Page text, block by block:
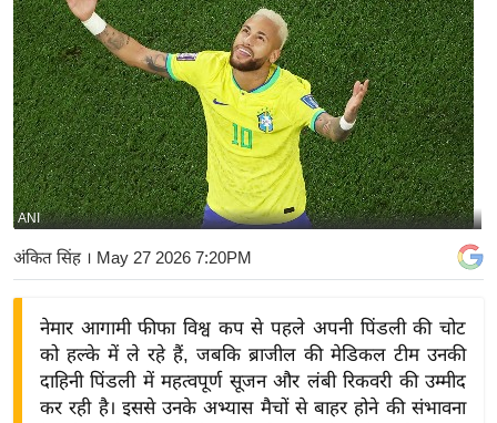
रा
ष्ट्री
य
अं
त
र्रा
ष्ट्री
य
बि
ज़
द्यो
ANI
अंकित सिंह। May 27 2026 7:20PM
नेमार आगामी फीफा विश्व कप से पहले अपनी पिंडली की चोट
को हल्के में ले रहे हैं, जबकि ब्राजील की मेडिकल टीम उनकी
दाहिनी पिंडली में महत्वपूर्ण सूजन और लंबी रिकवरी की उम्मीद
कर रही है। इससे उनके अभ्यास मैचों से बाहर होने की संभावना